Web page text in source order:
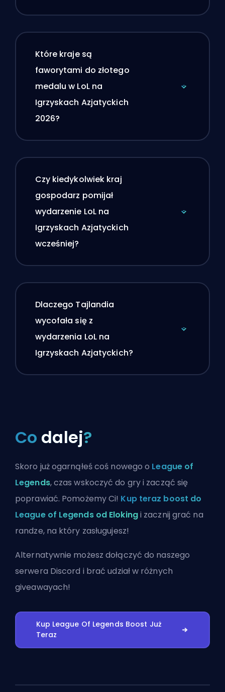
Które kraje są
faworytami do złotego
medalu w LoL na
Igrzyskach Azjatyckich
2026?
Czy kiedykolwiek kraj
gospodarz pomijał
wydarzenie LoL na
Igrzyskach Azjatyckich
wcześniej?
Dlaczego Tajlandia
wycofała się z
wydarzenia LoL na
Igrzyskach Azjatyckich?
Co dalej?
Skoro już ogarnąłeś coś nowego o League of
Legends, czas wskoczyć do gry i zacząć się
poprawiać. Pomożemy Ci! Kup teraz boost do
League of Legends od Elokingi zacznij grać na
randze, na który zasługujesz!
Alternatywnie możeszdołączyć do naszego
serwera Discord i brać udział w różnych
giveawayach!
Kup League Of Legends Boost Już
Teraz